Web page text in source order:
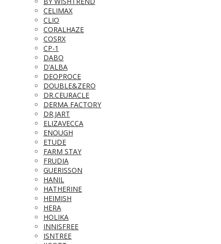
CELIMAX
CLIO
CORALHAZE
COSRX
CP-1
DABO
D’ALBA
DEOPROCE
DOUBLE&ZERO
DR.CEURACLE
DERMA FACTORY
DR.JART
ELIZAVECCA
ENOUGH
ETUDE
FARM STAY
FRUDIA
GUERISSON
HANIL
HATHERINE
HEIMISH
HERA
HOLIKA
INNISFREE
ISNTREE